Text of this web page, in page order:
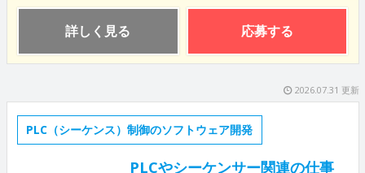
詳しく見る 応募する
2026.07.31 更新
PLC（シーケンス）制御のソフトウェア開発
PLCやシーケンサー関連の仕事